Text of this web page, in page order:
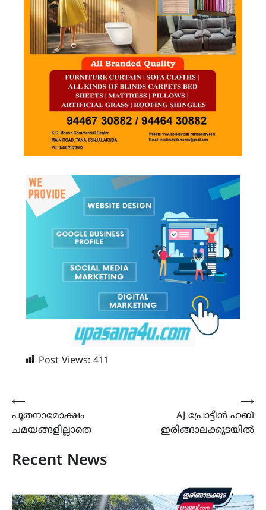
Post Views: 411
Post
navigation
⟵
പൂതനാമോക്ഷം
ചമയങ്ങളില്ലാതെ
AJ പ്രോട്ടീൻ ഹബ്
ഇരിങ്ങാലക്കുടയിൽ
⟶
Recent News